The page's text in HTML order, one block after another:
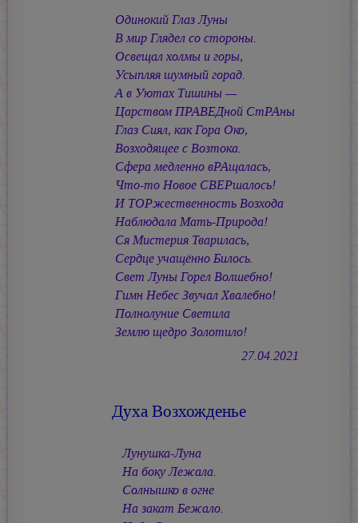
Одинокий Глаз Луны
В мир Глядел со стороны.
Освещал холмы и горы,
Усыпляя шумный горад.
А в Уютах Тишины —
Царством ПРАВЕДной СтРАны
Глаз Сиял, как Гора Око,
Возходящее с Возтока.
Сфера медленно вРАщалась,
Что-то Новое СВЕРшалось!
И ТОРжественность Возхода
Наблюдала Мать-Природа!
Ся Мистерия Тварилась,
Сердце учащённо Билось.
Свет Луны Горел Волшебно!
Гимн Небес Звучал Хвалебно!
Полнолуние Светила
Землю щедро Золотило!
27.04.2021
Духа Возхожденье
Лунушка-Луна
На боку Лежала.
Солнышко в огне
На закат Бежало.